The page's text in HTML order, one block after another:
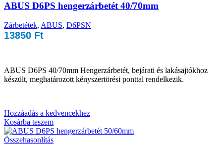
ABUS D6PS hengerzárbetét 40/70mm
Zárbetétek, ABUS, D6PSN
13850 Ft
ABUS D6PS 40/70mm Hengerzárbetét, bejárati és lakásajtókhoz
készült, meghatározott kényszertörési ponttal rendelkezik.
Hozzáadás a kedvencekhez
Kosárba teszem
Összehasonlítás